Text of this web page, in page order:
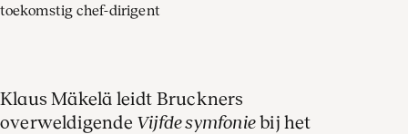
toekomstig chef-dirigent
Klaus Mäkelä leidt Bruckners
overweldigende Vijfde symfoniebij het